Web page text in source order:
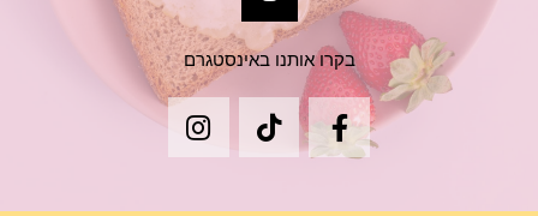
בקרו אותנו באינסטגרם